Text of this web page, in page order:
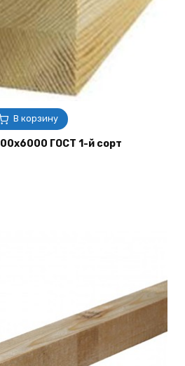
В корзину
ГОСТ 1-й сорт